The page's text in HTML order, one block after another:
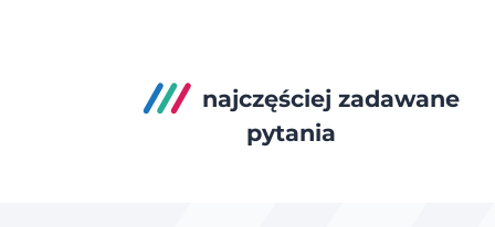
najczęściej zadawane
pytania